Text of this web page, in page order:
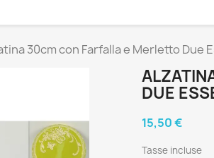
30cm con Farfalla e Merletto Due
DUE
15,50 €
Tasse incluse